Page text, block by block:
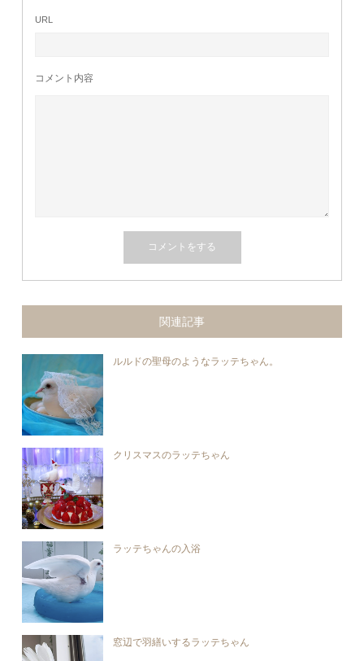
URL
コメント内容
関連記事
ルルドの聖母のようなラッテちゃん。
クリスマスのラッテちゃん
ラッテちゃんの入浴
窓辺で羽繕いするラッテちゃん